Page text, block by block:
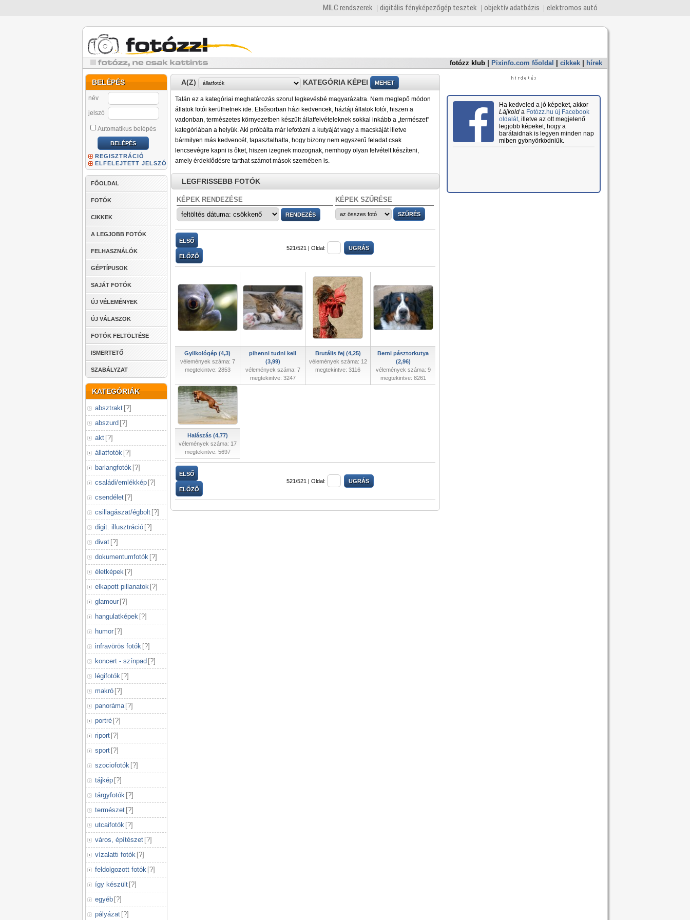
MILC rendszerek digitális fényképezőgép tesztek objektív adatbázis elektromos autó
fotózz klub Pixinfo.com főoldal cikkek hírek
BELÉPÉS
név
jelszó
Automatikus belépés
REGISZTRÁCIÓ
ELFELEJTETT JELSZÓ
FŐOLDAL
FOTÓK
CIKKEK
A LEGJOBB FOTÓK
FELHASZNÁLÓK
GÉPTÍPUSOK
SAJÁT FOTÓK
ÚJ VÉLEMÉNYEK
ÚJ VÁLASZOK
FOTÓK FELTÖLTÉSE
ISMERTETŐ
SZABÁLYZAT
KATEGÓRIÁK
absztrakt [?]
abszurd [?]
akt [?]
állatfotók [?]
barlangfotók [?]
családi/emlékkép [?]
csendélet [?]
csillagászat/égbolt [?]
digit. illusztráció [?]
divat [?]
dokumentumfotók [?]
életképek [?]
elkapott pillanatok [?]
glamour [?]
hangulatképek [?]
humor [?]
infravörös fotók [?]
koncert - színpad [?]
légifotók [?]
makró [?]
panoráma [?]
portré [?]
riport [?]
sport [?]
szociofotók [?]
tájkép [?]
tárgyfotók [?]
természet [?]
utcaifotók [?]
város, építészet [?]
vízalatti fotók [?]
feldolgozott fotók [?]
így készült [?]
egyéb [?]
pályázat [?]
A(Z) KATEGÓRIA KÉPEI
Talán ez a kategóriai meghatározás szorul legkevésbé magyarázatra. Nem meglepő módon
állatok fotói kerülhetnek ide. Elsősorban házi kedvencek, háztáji állatok fotói, hiszen a
vadonban, természetes környezetben készült állatfelvételeknek sokkal inkább a „természet”
kategóriában a helyük. Aki próbálta már lefotózni a kutyáját vagy a macskáját illetve
bármilyen más kedvencét, tapasztalhatta, hogy bizony nem egyszerű feladat csak
lencsevégre kapni is őket, hiszen izegnek mozognak, nemhogy olyan felvételt készíteni,
amely érdeklődésre tarthat számot mások szemében is.
LEGFRISSEBB FOTÓK
KÉPEK RENDEZÉSE KÉPEK SZŰRÉSE
ELSŐ
ELŐZŐ
521/521 | Oldal:
Gyilkológép (4,3)
vélemények száma: 7
megtekintve: 2853
pihenni tudni kell
(3,99)
vélemények száma: 7
megtekintve: 3247
Brutális fej (4,25)
vélemények száma: 12
megtekintve: 3116
Berni pásztorkutya
(2,96)
vélemények száma: 9
megtekintve: 8261
Halászás (4,77)
vélemények száma: 17
megtekintve: 5697
ELSŐ
ELŐZŐ
521/521 | Oldal:
Ha kedveled a jó képeket, akkor
Lájkolda Fotózz.hu új Facebook
oldalát, illetve az ott megjelenő
legjobb képeket, hogy a
barátaidnak is legyen minden nap
miben gyönyörködniük.